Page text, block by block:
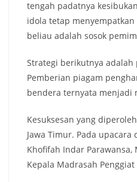
tengah padatnya
idola tetap
beliau adalah sosok
Strategi berikutnya
Pemberian piagam
bendera ternyata menjadi
Kesuksesan yang
Jawa Timur. Pada
Khofifah Indar
Kepala Madrasah